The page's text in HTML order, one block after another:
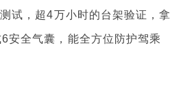
试，超4万小时的台架验证，拿
安全气囊，能全方位防护驾乘